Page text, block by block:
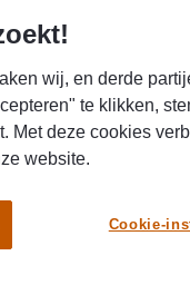
juiste
en gemotiveerde
zijn van
persoon aan het
wij, en derde
te klikken,
Met deze cookies
website.
Cookie-